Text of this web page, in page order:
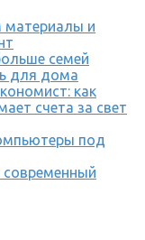
материалы и
семей
для дома
как
счета за свет
под